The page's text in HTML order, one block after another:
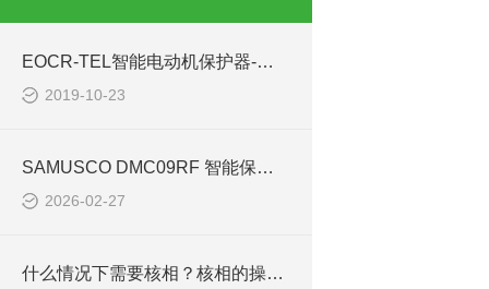
EOCR-TEL智能电动机保护器-施耐德韩国三和SAMWHA
2019-10-23
SAMUSCO DMC09RF 智能保护接触器代码
2026-02-27
什么情况下需要核相？核相的操作及判断方法